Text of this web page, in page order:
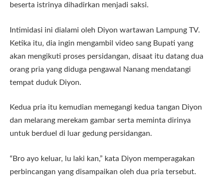
beserta istrinya dihadirkan menjadi saksi.
Intimidasi ini dialami oleh Diyon wartawan Lampung TV.
Ketika itu, dia ingin mengambil video sang Bupati yang
akan mengikuti proses persidangan, disaat itu datang dua
orang pria yang diduga pengawal Nanang mendatangi
tempat duduk Diyon.
Kedua pria itu kemudian memegangi kedua tangan Diyon
dan melarang merekam gambar serta meminta dirinya
untuk berduel di luar gedung persidangan.
“Bro ayo keluar, lu laki kan,” kata Diyon memperagakan
perbincangan yang disampaikan oleh dua pria tersebut.